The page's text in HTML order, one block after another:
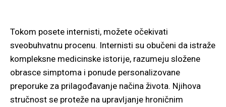
Tokom posete internisti, možete očekivati
sveobuhvatnu procenu. Internisti su obučeni da istraže
kompleksne medicinske istorije, razumeju složene
obrasce simptoma i ponude personalizovane
preporuke za prilagođavanje načina života. Njihova
stručnost se proteže na upravljanje hroničnim